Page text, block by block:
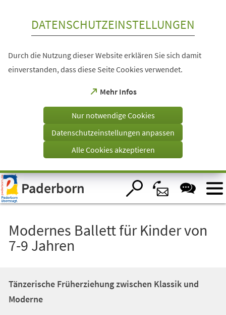
Visuelle
Assistenzsoftware
öffnen.
DATENSCHUTZEINSTELLUNGEN
Durch die Nutzung dieser Website erklären Sie sich damit
einverstanden, dass diese Seite Cookies verwendet.
Mehr Infos
(Öffnet
einem
Tab)
Nur notwendige Cookies
Datenschutzeinstellungen anpassen
Alle Cookies akzeptieren
Paderborn
Modernes Ballett für Kinder von
7-9 Jahren
Tänzerische Früherziehung zwischen Klassik und
Moderne